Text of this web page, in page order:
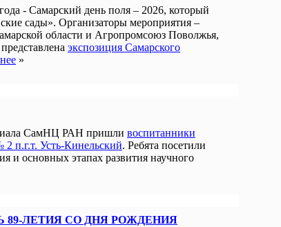
- Самарский день поля – 2026, который
сады». Организаторы мероприятия –
области и Агропромсоюз Поволжья,
экспозиция Самарского
»
СамНЦ РАН пришли воспитанники
п.г.т. Усть-Кинельский. Ребята посетили
и основных этапах развития научного
ЛЕТИЯ СО ДНЯ РОЖДЕНИЯ